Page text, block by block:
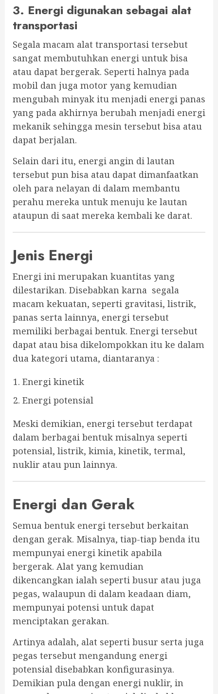
3. Energi digunakan sebagai alat
transportasi
Segala macam alat transportasi tersebut
sangat membutuhkan energi untuk bisa
atau dapat bergerak. Seperti halnya pada
mobil dan juga motor yang kemudian
mengubah minyak itu menjadi energi panas
yang pada akhirnya berubah menjadi energi
mekanik sehingga mesin tersebut bisa atau
dapat berjalan.
Selain dari itu, energi angin di lautan
tersebut pun bisa atau dapat dimanfaatkan
oleh para nelayan di dalam membantu
perahu mereka untuk menuju ke lautan
ataupun di saat mereka kembali ke darat.
Jenis Energi
Energi ini merupakan kuantitas yang
dilestarikan. Disebabkan karna segala
macam kekuatan, seperti gravitasi, listrik,
panas serta lainnya, energi tersebut
memiliki berbagai bentuk. Energi tersebut
dapat atau bisa dikelompokkan itu ke dalam
dua kategori utama, diantaranya :
Energi kinetik
Energi potensial
Meski demikian, energi tersebut terdapat
dalam berbagai bentuk misalnya seperti
potensial, listrik, kimia, kinetik, termal,
nuklir atau pun lainnya.
Energi dan Gerak
Semua bentuk energi tersebut berkaitan
dengan gerak. Misalnya, tiap-tiap benda itu
mempunyai energi kinetik apabila
bergerak. Alat yang kemudian
dikencangkan ialah seperti busur atau juga
pegas, walaupun di dalam keadaan diam,
mempunyai potensi untuk dapat
menciptakan gerakan.
Artinya adalah, alat seperti busur serta juga
pegas tersebut mengandung energi
potensial disebabkan konfigurasinya.
Demikian pula dengan energi nuklir, in